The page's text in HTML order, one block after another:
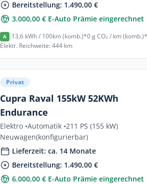
Bereitstellung: 1.490,00 €
3.000,00 € E-Auto Prämie eingerechnet
A 13,6 kWh / 100km (komb.)*0 g CO₂ / km (komb.)*
Elektr. Reichweite: 444 km
Privat
Cupra Raval 155kW 52KWh
Endurance
Elektro •Automatik •211 PS (155 kW)
Neuwagen(konfigurierbar)
Lieferzeit: ca. 14 Monate
Bereitstellung: 1.490,00 €
6.000,00 € E-Auto Prämie eingerechnet